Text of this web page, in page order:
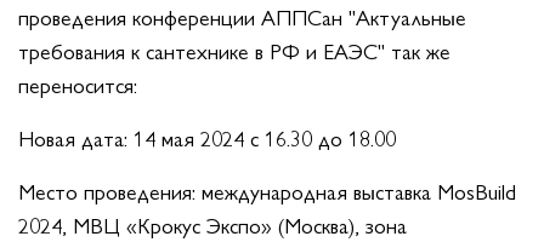
проведения конференции АППСан "Актуальные
требования к сантехнике в РФ и ЕАЭС" так же
переносится:
Новая дата: 14 мая 2024 с 16.30 до 18.00
Место проведения: международная выставка MosBuild
2024, МВЦ «Крокус Экспо» (Москва), зона